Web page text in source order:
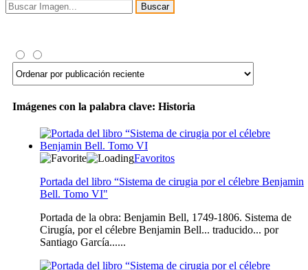
Buscar
Imágenes con la palabra clave: Historia
Favoritos
Portada del libro “Sistema de cirugia por el célebre Benjamin
Bell. Tomo VI"
Portada de la obra: Benjamin Bell, 1749-1806. Sistema de
Cirugía, por el célebre Benjamin Bell... traducido... por
Santiago García......